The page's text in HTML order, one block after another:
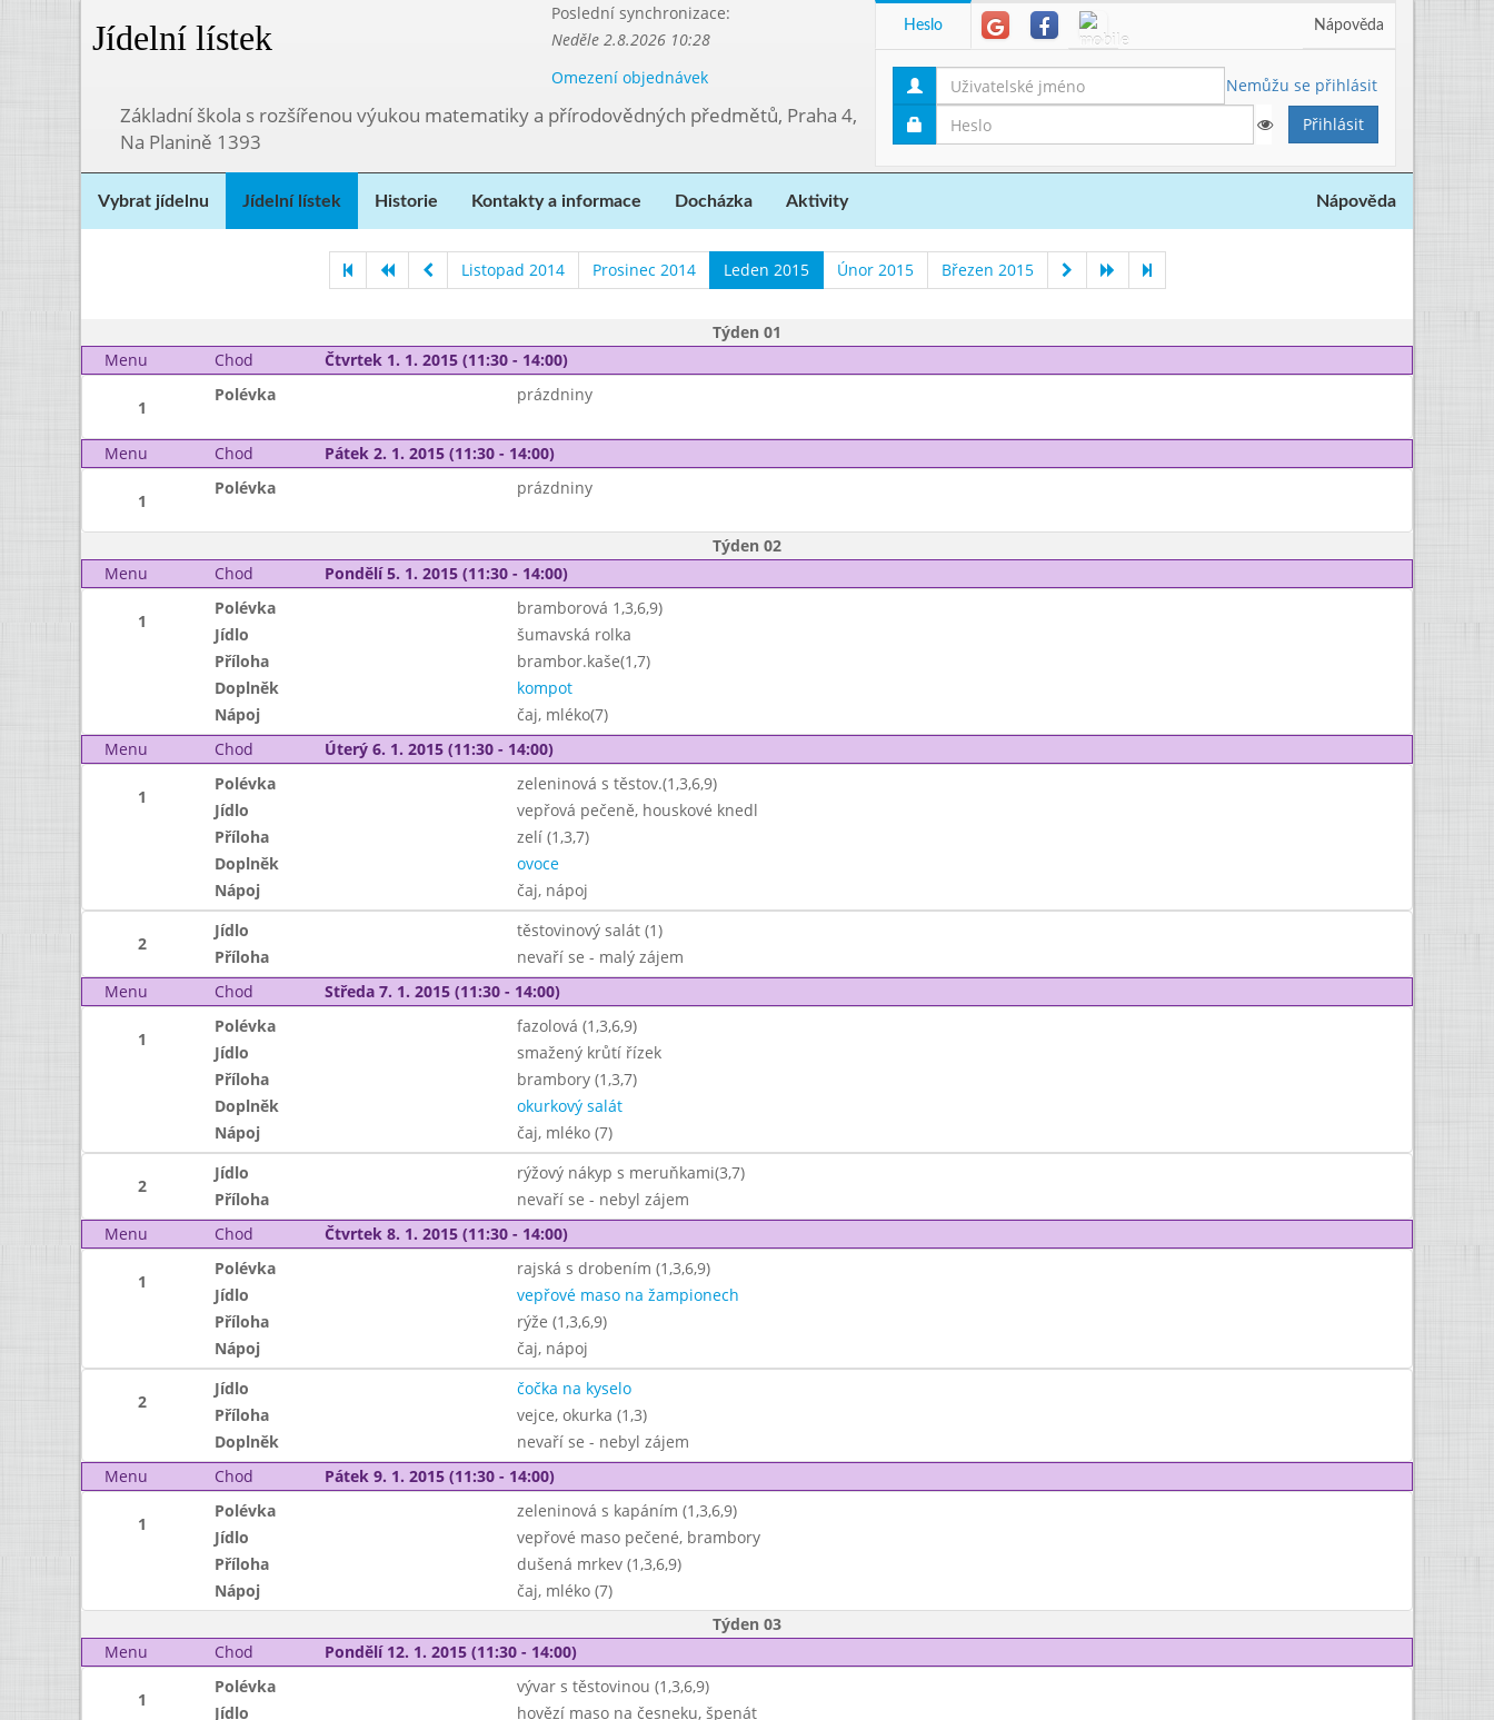
Jídelní lístek
Poslední synchronizace:
Neděle 2.8.2026 10:28
Omezení objednávek
Základní škola s rozšířenou výukou matematiky a přírodovědných předmětů, Praha 4,
Na Planině 1393
Heslo Nápověda
Nemůžu se přihlásit
Vybrat jídelnu Jídelní lístek Historie Kontakty a informace Docházka Aktivity Nápověda
Listopad 2014 Prosinec 2014 Leden 2015 Únor 2015 Březen 2015
Týden 01
Menu
Chod Čtvrtek 1. 1. 2015 (11:30 - 14:00)
1
Polévka prázdniny
Menu Chod Pátek 2. 1. 2015 (11:30 - 14:00)
1
Polévka prázdniny
Týden 02
Menu
Chod Pondělí 5. 1. 2015 (11:30 - 14:00)
1
Polévka
bramborová 1,3,6,9)
Jídlo
šumavská rolka
Příloha
brambor.kaše(1,7)
Doplněk
kompot
Nápoj
čaj, mléko(7)
Menu
Chod Úterý 6. 1. 2015 (11:30 - 14:00)
1
Polévka
zeleninová s těstov.(1,3,6,9)
Jídlo
vepřová pečeně, houskové knedl
Příloha
zelí (1,3,7)
Doplněk
ovoce
Nápoj
čaj, nápoj
2
Jídlo
těstovinový salát (1)
Příloha
nevaří se - malý zájem
Menu
Chod Středa 7. 1. 2015 (11:30 - 14:00)
1
Polévka
fazolová (1,3,6,9)
Jídlo
smažený krůtí řízek
Příloha
brambory (1,3,7)
Doplněk
okurkový salát
Nápoj
čaj, mléko (7)
2
Jídlo
rýžový nákyp s meruňkami(3,7)
Příloha
nevaří se - nebyl zájem
Menu
Chod Čtvrtek 8. 1. 2015 (11:30 - 14:00)
1
Polévka
rajská s drobením (1,3,6,9)
Jídlo
vepřové maso na žampionech
Příloha
rýže (1,3,6,9)
Nápoj
čaj, nápoj
2
Jídlo
čočka na kyselo
Příloha
vejce, okurka (1,3)
Doplněk
nevaří se - nebyl zájem
Menu
Chod Pátek 9. 1. 2015 (11:30 - 14:00)
1
Polévka
zeleninová s kapáním (1,3,6,9)
Jídlo
vepřové maso pečené, brambory
Příloha
dušená mrkev (1,3,6,9)
Nápoj
čaj, mléko (7)
Týden 03
Menu
Chod Pondělí 12. 1. 2015 (11:30 - 14:00)
1
Polévka
vývar s těstovinou (1,3,6,9)
Jídlo
hovězí maso na česneku, špenát